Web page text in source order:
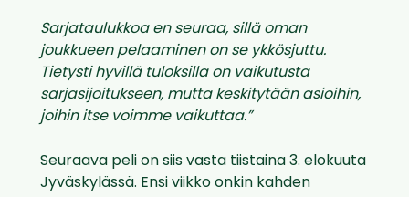
Sarjataulukkoa en seuraa, sillä oman
joukkueen pelaaminen on se ykkösjuttu.
Tietysti hyvillä tuloksilla on vaikutusta
sarjasijoitukseen, mutta keskitytään asioihin,
joihin itse voimme vaikuttaa.”
Seuraava peli on siis vasta tiistaina 3. elokuuta
Jyväskylässä. Ensi viikko onkin kahden